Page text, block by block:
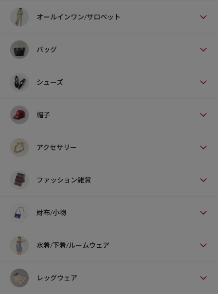
オールインワン/サロペット
バッグ
シューズ
帽子
アクセサリー
ファッション雑貨
財布/小物
水着/下着/ルームウェア
レッグウェア